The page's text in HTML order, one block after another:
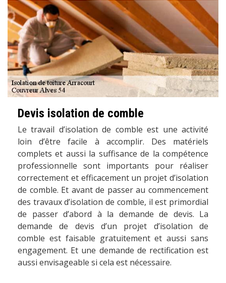
Devis isolation de comble
Le travail d’isolation de comble est une activité
loin d’être facile à accomplir. Des matériels
complets et aussi la suffisance de la compétence
professionnelle sont importants pour réaliser
correctement et efficacement un projet d’isolation
de comble. Et avant de passer au commencement
des travaux d’isolation de comble, il est primordial
de passer d’abord à la demande de devis. La
demande de devis d’un projet d’isolation de
comble est faisable gratuitement et aussi sans
engagement. Et une demande de rectification est
aussi envisageable si cela est nécessaire.